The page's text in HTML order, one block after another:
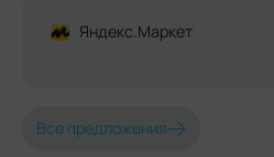
Яндекс.Маркет
Все предложения